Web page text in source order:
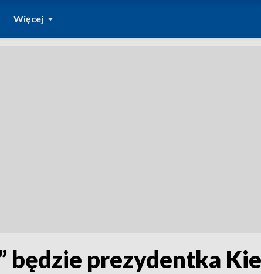
Więcej
będzie prezydentka